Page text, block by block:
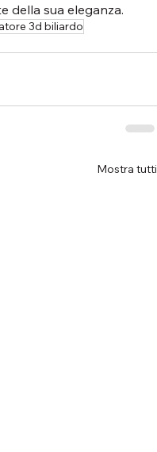
della sua eleganza.
3d biliardo
Mostra tutti